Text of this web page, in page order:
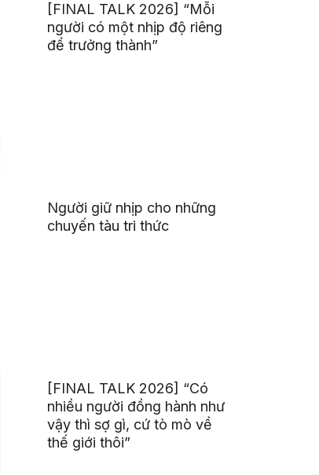
[FINAL TALK 2026] “Mỗi
người có một nhịp độ riêng
để trưởng thành”
Người giữ nhịp cho những
chuyến tàu tri thức
[FINAL TALK 2026] “Có
nhiều người đồng hành như
vậy thì sợ gì, cứ tò mò về
thế giới thôi”